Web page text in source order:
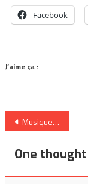
Facebook
J’aime ça :
Navigation
de
l’article
Musique émergente du 4 au 7 juillet 2019 à Laval (Québec) au Festival Diapason
One